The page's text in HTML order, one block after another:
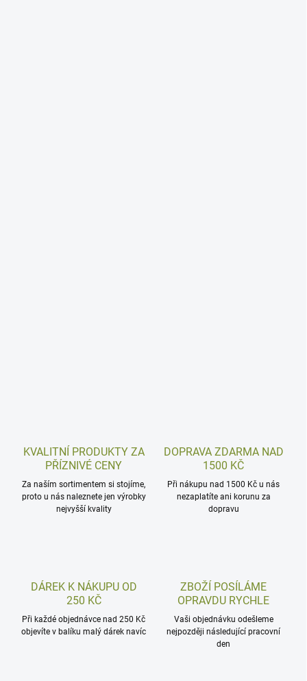
KVALITNÍ PRODUKTY ZA
PŘÍZNIVÉ CENY
Za naším sortimentem si stojíme,
proto u nás naleznete jen výrobky
nejvyšší kvality
DOPRAVA ZDARMA NAD
1500 KČ
Při nákupu nad 1500 Kč u nás
nezaplatíte ani korunu za
dopravu
DÁREK K NÁKUPU OD
250 KČ
Při každé objednávce nad 250 Kč
objevíte v balíku malý dárek navíc
ZBOŽÍ POSÍLÁME
OPRAVDU RYCHLE
Vaši objednávku odešleme
nejpozději následující pracovní
den